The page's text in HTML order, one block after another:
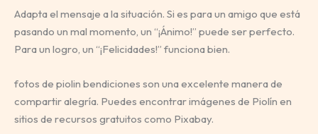
Adapta el mensaje a la situación. Si es para un amigo que está
pasando un mal momento, un “¡Ánimo!” puede ser perfecto.
Para un logro, un “¡Felicidades!” funciona bien.
fotos de piolin bendiciones son una excelente manera de
compartir alegría. Puedes encontrar imágenes de Piolín en
sitios de recursos gratuitos como Pixabay.